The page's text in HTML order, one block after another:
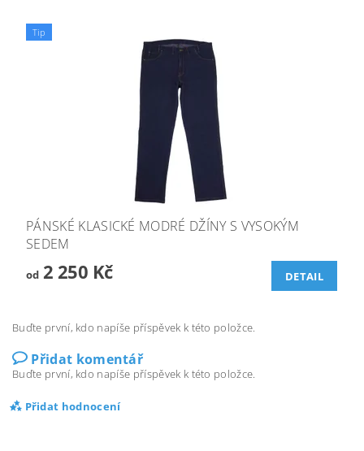
Tip
PÁNSKÉ KLASICKÉ MODRÉ DŽÍNY S VYSOKÝM
SEDEM
od2 250 Kč DETAIL
Buďte první, kdo napíše příspěvek k této položce.
Přidat komentář
Buďte první, kdo napíše příspěvek k této položce.
Přidat hodnocení